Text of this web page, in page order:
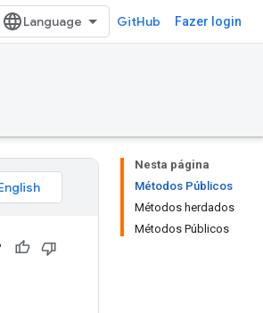
GitHub Fazer login
Nesta página
Métodos Públicos
Métodos herdados
Métodos Públicos